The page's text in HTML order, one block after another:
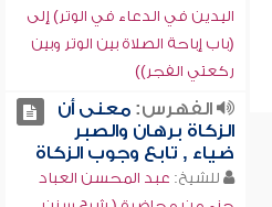
اليدين في الدعاء في الوتر) إلى
(باب إباحة الصلاة بين الوتر وبين
ركعتي الفجر))
الفهرس:معنى أن
الزكاة برهان والصبر
ضياء , تابع وجوب الزكاة
للشيخ: عبد المحسن العباد